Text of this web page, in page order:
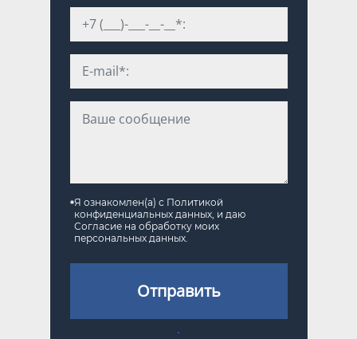
Я ознакомлен(а) с Политикой
конфиденциальных данных, и даю
Согласие на обработку моих
персональных данных.
Отправить